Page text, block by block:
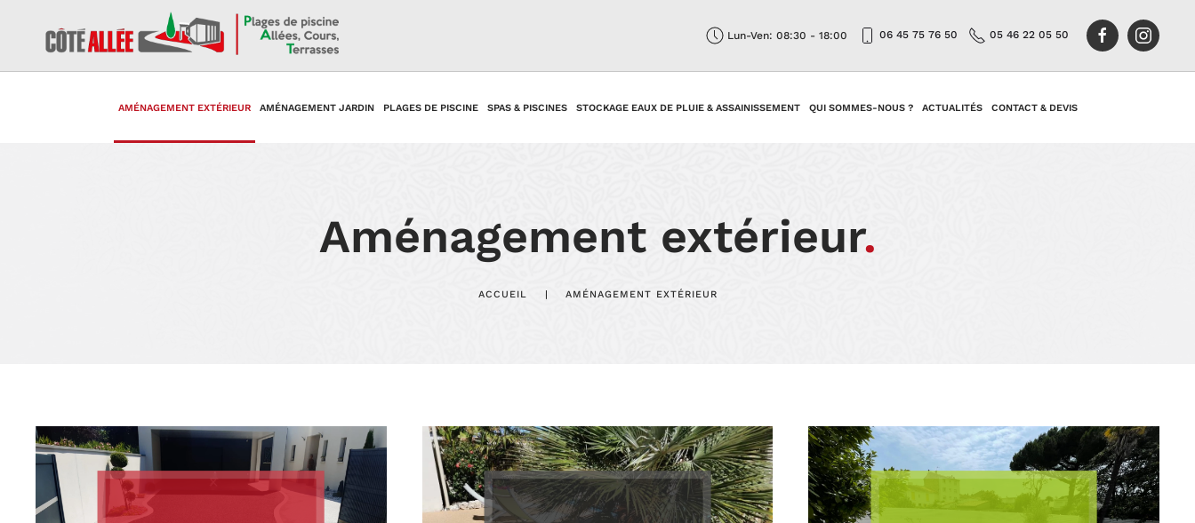
Lun-Ven: 08:30 - 18:00 06 45 75 76 50 05 46 22 05 50
AMÉNAGEMENT EXTÉRIEUR AMÉNAGEMENT JARDIN PLAGES DE PISCINE SPAS & PISCINES STOCKAGE EAUX DE PLUIE & ASSAINISSEMENT QUI SOMMES-NOUS ? ACTUALITÉS CONTACT & DEVIS
Aménagement extérieur.
ACCUEIL AMÉNAGEMENT EXTÉRIEUR